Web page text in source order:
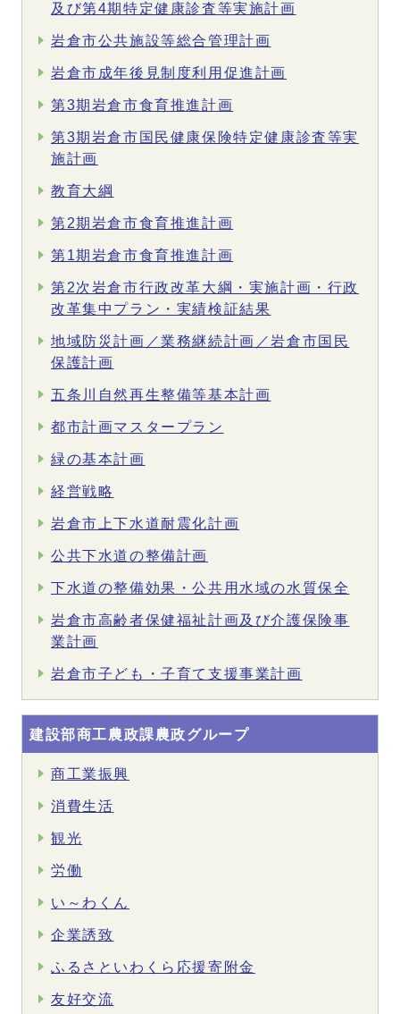
及び第4期特定健康診査等実施計画
岩倉市公共施設等総合管理計画
岩倉市成年後見制度利用促進計画
第3期岩倉市食育推進計画
第3期岩倉市国民健康保険特定健康診査等実
施計画
教育大綱
第2期岩倉市食育推進計画
第1期岩倉市食育推進計画
第2次岩倉市行政改革大綱・実施計画・行政
改革集中プラン・実績検証結果
地域防災計画／業務継続計画／岩倉市国民
保護計画
五条川自然再生整備等基本計画
都市計画マスタープラン
緑の基本計画
経営戦略
岩倉市上下水道耐震化計画
公共下水道の整備計画
下水道の整備効果・公共用水域の水質保全
岩倉市高齢者保健福祉計画及び介護保険事
業計画
岩倉市子ども・子育て支援事業計画
建設部商工農政課農政グループ
商工業振興
消費生活
観光
労働
い～わくん
企業誘致
ふるさといわくら応援寄附金
友好交流